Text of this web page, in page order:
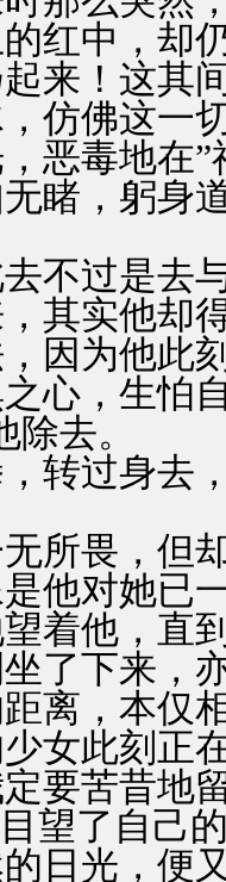
红中，却
来！这其
仿佛这一
恶毒地在
睹，躬身
过是去与
其实他却
因为他此
心，生怕
去。
过身去，
畏，但却
他对她已
他，直到
了下来，
，本仅相
女此刻正
要苦昔地
了自己的
日光，便